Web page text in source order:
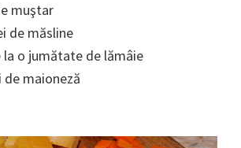
muştar
de măsline
la o jumătate de lămâie
de maioneză